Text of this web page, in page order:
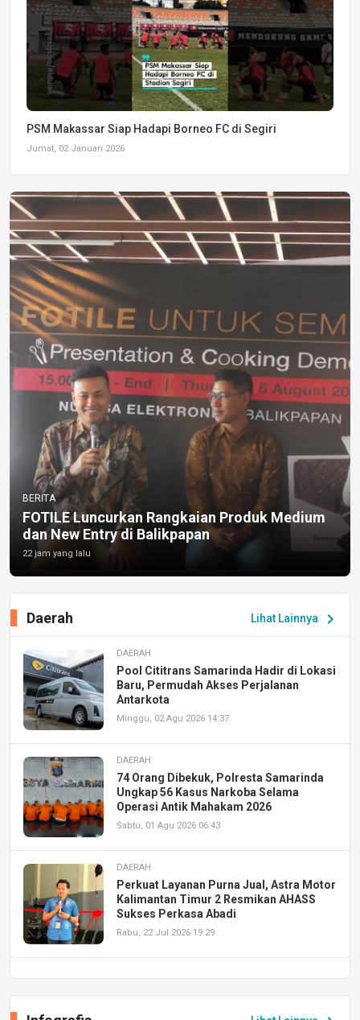
PSM Makassar Siap Hadapi Borneo FC di Segiri
Jumat, 02 Januari 2026
BERITA
FOTILE Luncurkan Rangkaian Produk Medium
dan New Entry di Balikpapan
22 jam yang lalu
Lihat Lainnya chevron_right
Daerah
DAERAH
Pool Cititrans Samarinda Hadir di Lokasi
Baru, Permudah Akses Perjalanan
Antarkota
Minggu, 02 Agu 2026 14:37
DAERAH
74 Orang Dibekuk, Polresta Samarinda
Ungkap 56 Kasus Narkoba Selama
Operasi Antik Mahakam 2026
Sabtu, 01 Agu 2026 06:43
DAERAH
Perkuat Layanan Purna Jual, Astra Motor
Kalimantan Timur 2 Resmikan AHASS
Sukses Perkasa Abadi
Rabu, 22 Jul 2026 19:29